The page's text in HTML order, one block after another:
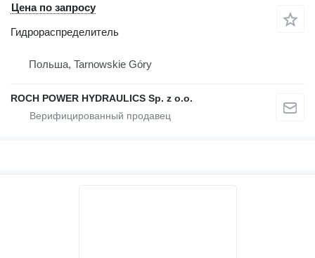
Цена по запросу
Гидрораспределитель
Польша, Tarnowskie Góry
ROCH POWER HYDRAULICS Sp. z o.o.